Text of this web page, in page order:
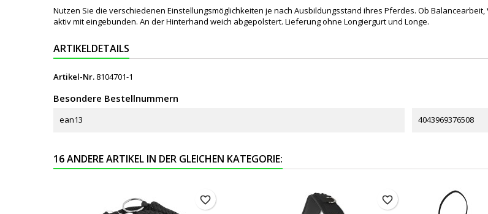
Nutzen Sie die verschiedenen Einstellungsmöglichkeiten je nach Ausbildungsstand ihres Pferdes. Ob
aktiv mit eingebunden. An der Hinterhand weich abgepolstert. Lieferung ohne Longiergurt und Longe.
ARTIKELDETAILS
Artikel-Nr. 8104701-1
Besondere Bestellnummern
ean13 4043969376508
16 ANDERE ARTIKEL IN DER GLEICHEN KATEGORIE:
favorite_border favorite_border